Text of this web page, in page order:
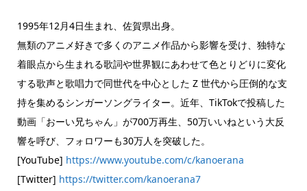
1995年12月4日生まれ、佐賀県出身。
無類のアニメ好きで多くのアニメ作品から影響を受け、独特な
着眼点から生まれる歌詞や世界観にあわせて色とりどりに変化
する歌声と歌唱力で同世代を中心とした Z 世代から圧倒的な支
持を集めるシンガーソングライター。近年、TikTokで投稿した
動画「おーい兄ちゃん」が700万再生、50万いいねという大反
響を呼び、フォロワーも30万人を突破した。
[YouTube] https://www.youtube.com/c/kanoerana
[Twitter] https://twitter.com/kanoerana7